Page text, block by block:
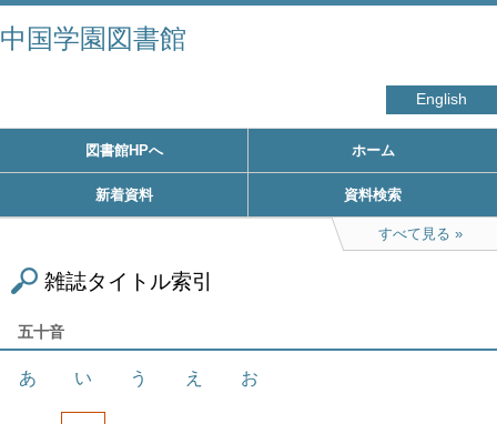
中国学園図書館
English
図書館HPへ ホーム
新着資料 資料検索
すべて見る
雑誌タイトル索引
五十音
あ い う え お